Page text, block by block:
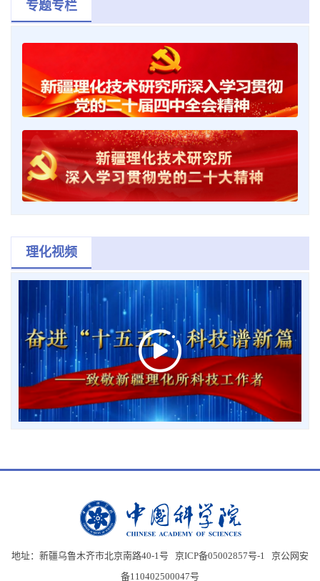
专题专栏
理化视频
地址：新疆乌鲁木齐市北京南路40-1号 京ICP备05002857号-1 京公网安
备110402500047号